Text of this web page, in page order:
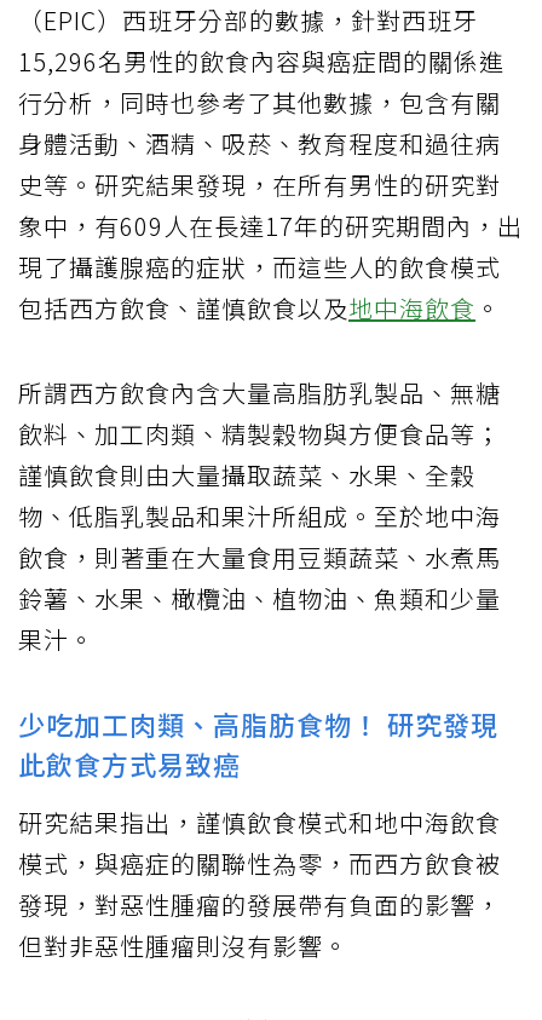
（EPIC）西班牙分部的數據，針對西班牙
15,296名男性的飲食內容與癌症間的關係進
行分析，同時也參考了其他數據，包含有關
身體活動、酒精、吸菸、教育程度和過往病
史等。研究結果發現，在所有男性的研究對
象中，有609人在長達17年的研究期間內，出
現了攝護腺癌的症狀，而這些人的飲食模式
包括西方飲食、謹慎飲食以及地中海飲食 。
所謂西方飲食內含大量高脂肪乳製品、無糖
飲料、加工肉類、精製穀物與方便食品等；
謹慎飲食則由大量攝取蔬菜、水果、全穀
物、低脂乳製品和果汁所組成。至於地中海
飲食，則著重在大量食用豆類蔬菜、水煮馬
鈴薯、水果、橄欖油、植物油、魚類和少量
果汁。
少吃加工肉類、高脂肪食物！ 研究發現
此飲食方式易致癌
研究結果指出，謹慎飲食模式和地中海飲食
模式，與癌症的關聯性為零，而西方飲食被
發現，對惡性腫瘤的發展帶有負面的影響，
但對非惡性腫瘤則沒有影響。